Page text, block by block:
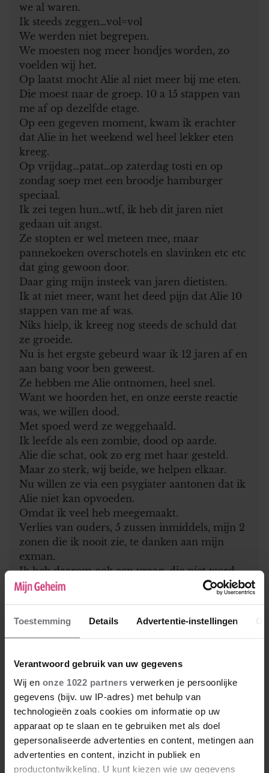
Toestemming Details Advertentie-instellingen
Verantwoord gebruik van uw gegevens
Wij en onze 1022 partners verwerken je persoonlijke
gegevens (bijv. uw IP-adres) met behulp van
technologieën zoals cookies om informatie op uw
apparaat op te slaan en te gebruiken met als doel
gepersonaliseerde advertenties en content, metingen aan
advertenties en content, inzicht in publiek en
productontwikkeling. U kunt kiezen wie uw gegevens
we al waren.
Ik steeds zeggen…vol=vol
We werden niet begrepen.
We moesten nog meer hondjes worden, zo
voelden wij het.
Op laatst mocht Alie al niet meer bij me eten.
Die moest naar de groep. 10 a 15 stappen van
me af op dezelfde etage.
Op een gegeven moment, kwam ik erachter
dat Alie in het weekend wel heel lekker eten
kreeg.
Op vrijdag…patat…op zaterdag tosti en op
zondag soep met een broodje hamburger
speciaal.
Ik zei tegen hun…wtf, ik heb dit jaren niet
gedaan uit angst.
Ze stopten er wel meteen mee, maar
pannekoeken overschotels en slavinken etc etc
dat ging gewoon door.
Daar ging mijn insteek van jaren dietisten.
Ik at niet meer, want het deed pijn dat Alie 10
stappen van me af was.
Niks hielp, ik kreeg nog steeds de schuld dat
ze groeide.
Nu is het ergste gebeurd waar ik 12 jaren af en
aan bang voor ben geweest.
Ze hebben me Alie ontnomen, heel snel.
Want we hoorden het, en onze eerste reactie
was, we willen dood.
Met spoed werd ze weggehaald.
Ik leefde als een zombie, dood op aarde.
Alie die schat, ook zo erg met haar gesteld.
Maar zo sterk, wij beide, we helpen elkaar.
Nu willen ze via een psygiater aantonen dat ik
Alie niet kan opvoeden.
Omdat ik veel heb meegemaakt.
Verlies van ouders, 5 zussen inmiddels, mijn 2
zonen die ik nooit zie, te danken aan mijn
exman.
Ik heb daarom ook een vraag, die niet word
beantwoord.
Hoe sterk is een vrouw van 55 die dit allemaal
Die haar zussen aan de zenuwtabletten zitten,
ikzelf niet.
En die vecht voor haar kidds.
Die haar alles zijn.
Ze willen beweren dat ik door mijn gemis van
mijn naasten niet kan functioneren.
Maar wie zou geen dag willen overslaan in
hun leven die aan een sterfgeval word